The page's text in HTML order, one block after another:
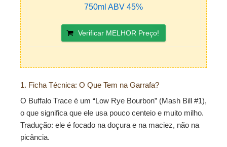
750ml ABV 45%
Verificar MELHOR Preço!
1. Ficha Técnica: O Que Tem na Garrafa?
O Buffalo Trace é um “Low Rye Bourbon” (Mash Bill #1),
o que significa que ele usa pouco centeio e muito milho.
Tradução: ele é focado na doçura e na maciez, não na
picância.